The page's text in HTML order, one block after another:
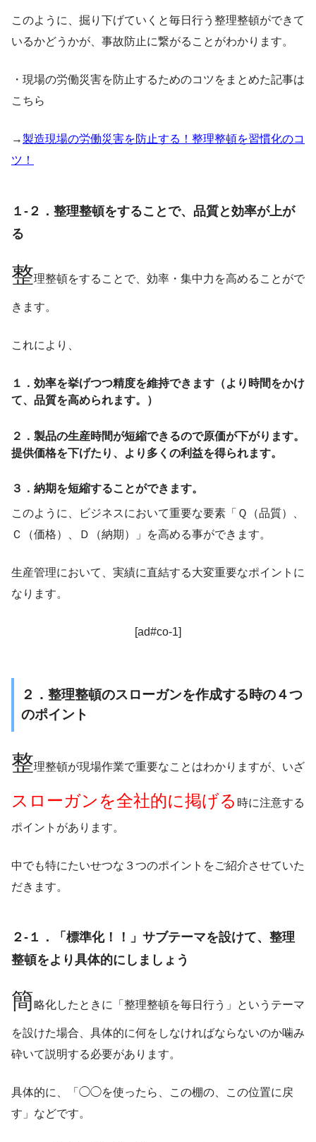
このように、掘り下げていくと毎日行う整理整頓ができて
いるかどうかが、事故防止に繋がることがわかります。
・現場の労働災害を防止するためのコツをまとめた記事は
こちら
→製造現場の労働災害を防止する！整理整頓を習慣化のコ
ツ！
１-２．整理整頓をすることで、品質と効率が上が
る
整理整頓をすることで、効率・集中力を高めることがで
きます。
これにより、
１．効率を挙げつつ精度を維持できます（より時間をかけ
て、品質を高められます。）
２．製品の生産時間が短縮できるので原価が下がります。
提供価格を下げたり、より多くの利益を得られます。
３．納期を短縮することができます。
このように、ビジネスにおいて重要な要素「Ｑ（品質）、
Ｃ（価格）、Ｄ（納期）」を高める事ができます。
生産管理において、実績に直結する大変重要なポイントに
なります。
[ad#co-1]
２．整理整頓のスローガンを作成する時の４つ
のポイント
整理整頓が現場作業で重要なことはわかりますが、いざ
スローガンを全社的に掲げる 時に注意する
ポイントがあります。
中でも特にたいせつな３つのポイントをご紹介させていた
だきます。
２-１．「標準化！！」サブテーマを設けて、整理
整頓をより具体的にしましょう
簡略化したときに「整理整頓を毎日行う」というテーマ
を設けた場合、具体的に何をしなければならないのか噛み
砕いて説明する必要があります。
具体的に、「◯◯を使ったら、この棚の、この位置に戻
す」などです。